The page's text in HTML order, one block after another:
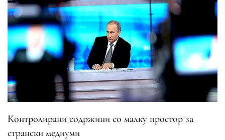
Контролирани содржини со малку простор за
странски медиуми